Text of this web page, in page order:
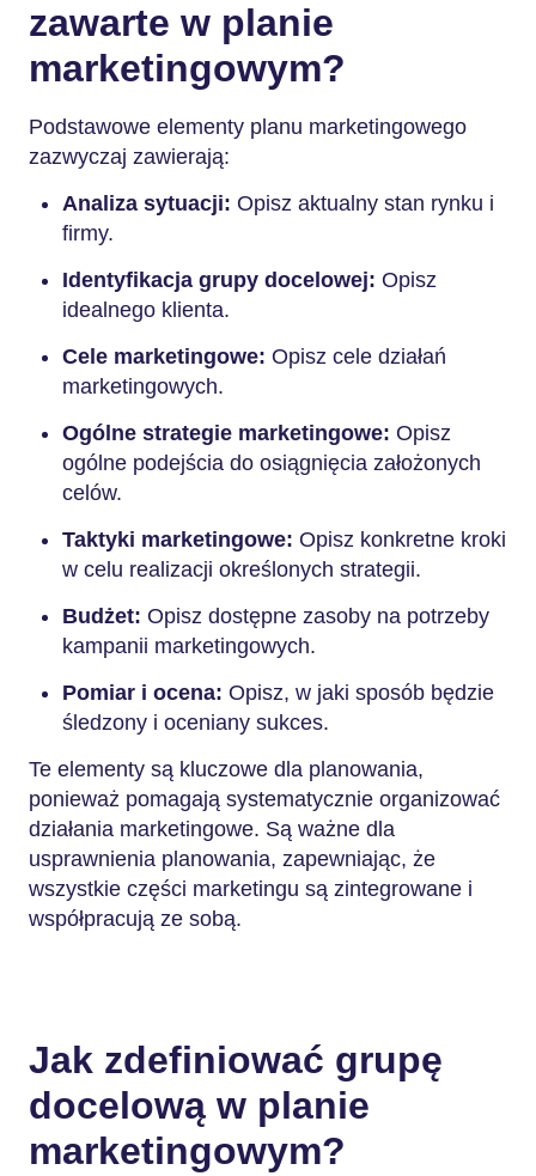
zawarte w planie
marketingowym?
Podstawowe elementy planu marketingowego
zazwyczaj zawierają:
Analiza sytuacji: Opisz aktualny stan rynku i
firmy.
Identyfikacja grupy docelowej: Opisz
idealnego klienta.
Cele marketingowe: Opisz cele działań
marketingowych.
Ogólne strategie marketingowe: Opisz
ogólne podejścia do osiągnięcia założonych
celów.
Taktyki marketingowe: Opisz konkretne kroki
w celu realizacji określonych strategii.
Budżet: Opisz dostępne zasoby na potrzeby
kampanii marketingowych.
Pomiar i ocena: Opisz, w jaki sposób będzie
śledzony i oceniany sukces.
Te elementy są kluczowe dla planowania,
ponieważ pomagają systematycznie organizować
działania marketingowe. Są ważne dla
usprawnienia planowania, zapewniając, że
wszystkie części marketingu są zintegrowane i
współpracują ze sobą.
Jak zdefiniować grupę
docelową w planie
marketingowym?